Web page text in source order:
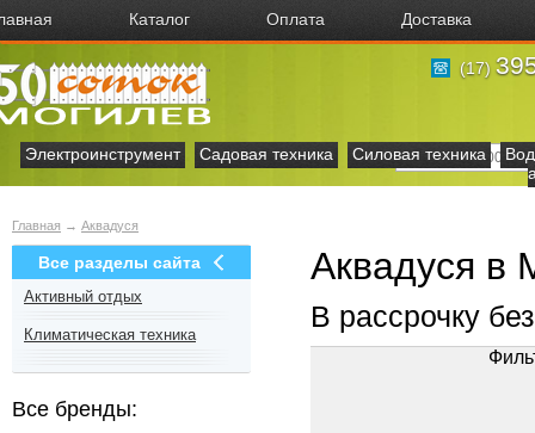
Каталог Оплата Доставка
(17)
Электроинструмент Садовая техника Силовая техника
Главная → Аквадуся
Все разделы сайта
Активный отдых
Климатическая техника
Все бренды:
Аквадуся в
В рассрочку